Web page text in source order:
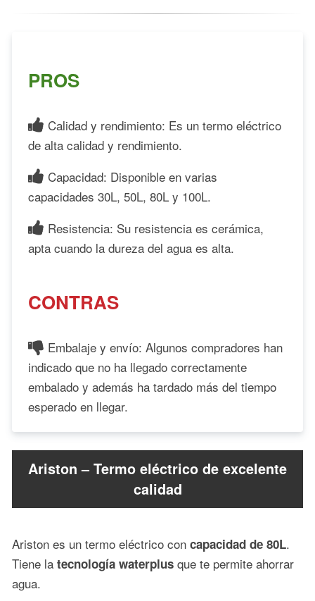
PROS
Calidad y rendimiento: Es un termo eléctrico
de alta calidad y rendimiento.
Capacidad: Disponible en varias
capacidades 30L, 50L, 80L y 100L.
Resistencia: Su resistencia es cerámica,
apta cuando la dureza del agua es alta.
CONTRAS
Embalaje y envío: Algunos compradores han
indicado que no ha llegado correctamente
embalado y además ha tardado más del tiempo
esperado en llegar.
Ariston – Termo eléctrico de excelente
calidad
Ariston es un termo eléctrico con capacidad de 80L.
Tiene la tecnología waterplus que te permite ahorrar
agua.